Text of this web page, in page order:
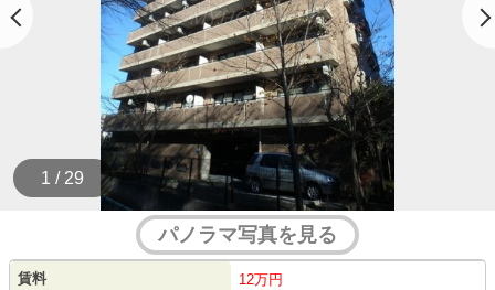
1 / 29
パノラマ写真を見る
賃料 12万円